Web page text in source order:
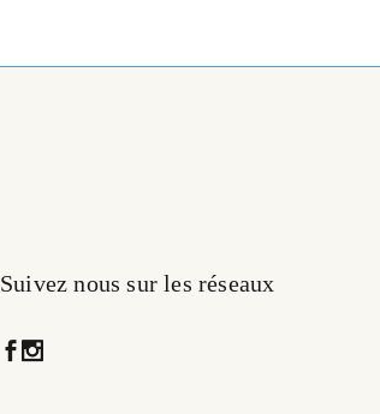
Suivez nous sur les réseaux